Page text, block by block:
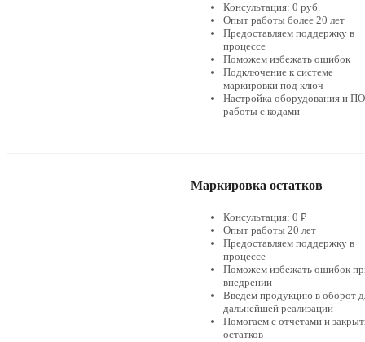
Консультация: 0 руб.
Опыт работы более 20 лет
Предоставляем поддержку в
процессе
Поможем избежать ошибок
Подключение к системе
маркировки под ключ
Настройка оборудования и
работы с кодами
Маркировка остатков
Консультация: 0 ₽
Опыт работы 20 лет
Предоставляем поддержку в
процессе
Поможем избежать ошибок
внедрении
Введем продукцию в оборот
дальнейшей реализации
Помогаем с отчетами и
остатков